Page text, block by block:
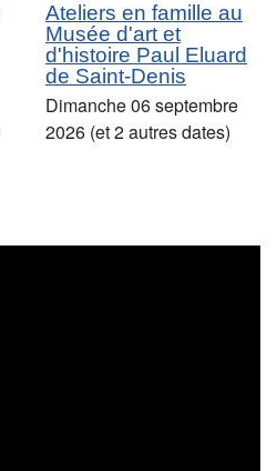
Ateliers en famille au
Musée d'art et
d'histoire Paul Eluard
de Saint-Denis
Dimanche 06 septembre
2026 (et 2 autres dates)